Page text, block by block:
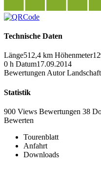
Technische Daten
Länge512,4 km Höhenmeter
0 h Datum17.09.2014
Bewertungen Autor Landschaft
Statistik
900 Views Bewertungen 38
Bewerten
Tourenblatt
Anfahrt
Downloads